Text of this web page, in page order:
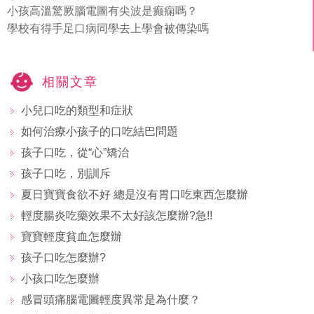
小孩高溫驚厥腦電圖有尖波是癫痫嗎？
學校有得手足口病同學去上學會被傳染嗎
相關文章
小兒口吃的類型和症狀
如何治療小孩子的口吃結巴問題
孩子口吃，從“心”矯治
孩子口吃，別訓斥
夏日寶寶食欲不好 總是沒有胃口吃東西怎麼辦
輕度腸炎吃藥效果不太好該怎麼辦?急!!
寶寶輕度貧血怎麼辦
孩子口吃怎麼辦?
小孩口吃怎麼辦
感冒頭痛腦電圖輕度異常是為什麼？